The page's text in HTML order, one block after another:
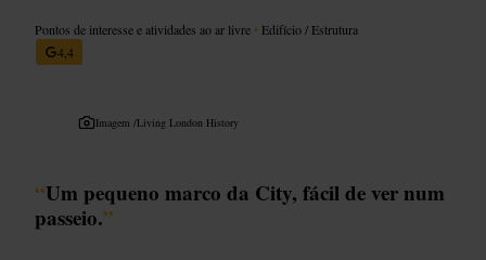
Pontos de interesse e atividades ao ar livre • Edifício / Estrutura
4,4
Imagem /Living London History
“Um pequeno marco da City, fácil de ver num
passeio.”